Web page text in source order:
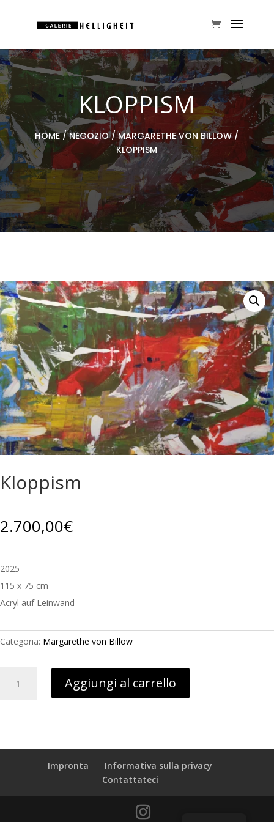
KLOPPISM
HOME/NEGOZIO/MARGARETHE VON BILLOW/
KLOPPISM
Kloppism
2.700,00€
2025
115 x 75 cm
Acryl auf Leinwand
Categoria: Margarethe von Billow
quantità
Aggiungi al carrello
Impronta
Informativa sulla privacy
Contattateci